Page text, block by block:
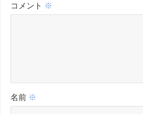
コメント ※
名前 ※